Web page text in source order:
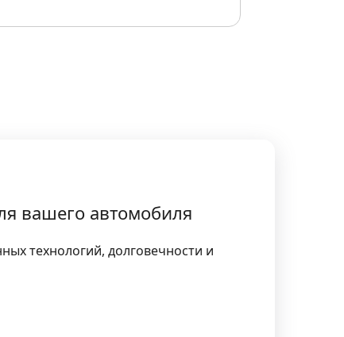
вашего автомобиля
технологий, долговечности и